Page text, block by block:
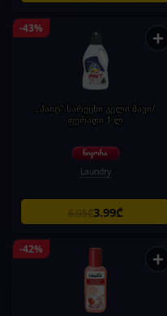
-43% +
„პაიტ“ სარეცხი გელი შავი/
ფერადი 1 ლ
Laundry
6.95₾3.99₾
-42% +